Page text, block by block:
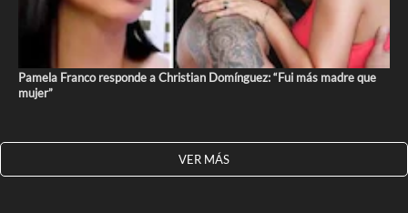
Pamela Franco responde a Christian Domínguez: “Fui más madre que
mujer”
VER MÁS